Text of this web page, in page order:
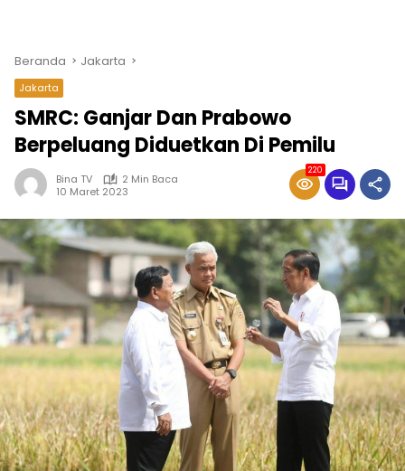
Beranda Jakarta
Jakarta
SMRC: Ganjar Dan Prabowo
Berpeluang Diduetkan Di Pemilu
Bina TV
2 Min Baca
10 Maret 2023
220